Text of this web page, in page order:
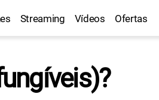
Streaming Vídeos Ofertas